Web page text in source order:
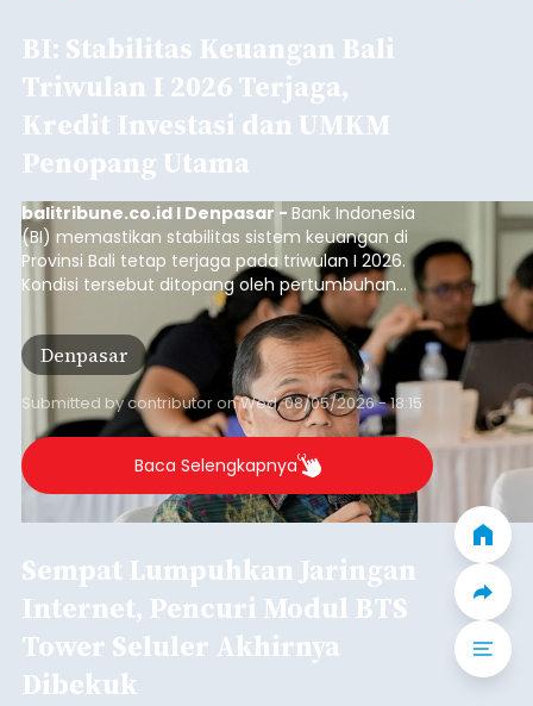
Parkir Liar di Jalur Terminal
Mengwi
Perhubungan (Dishub) Kabupaten Badung mulai
Raya depan Terminal Mengwi, Kecamatan
Mengwi, Rabu (5/8/2026).
Penertiban dilakukan secara persuasif dengan
melibatkan sekitar 50 personel gabungan dari
Polres Badung, TNI, Satpol PP, Balai Pengelola
Transportasi Darat (BPTD), pemerintah desa,
desa adat, Linmas, dan Pecalang.
Badung
Submitted by Wed, 08/05/2026 - 17:54
Baca Selengkapnya
Iklan